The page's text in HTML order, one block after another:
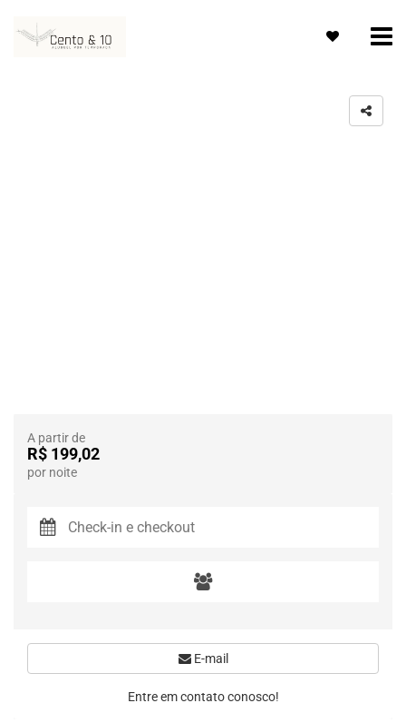
A partir de
R$ 199,02
por noite
E-mail
Entre em contato conosco!